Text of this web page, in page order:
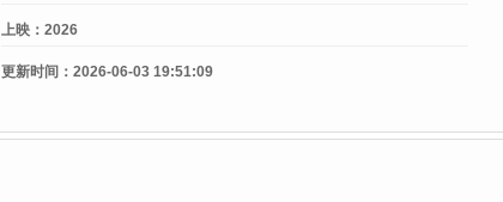
上映： 2026
更新时间： 2026-06-03 19:51:09